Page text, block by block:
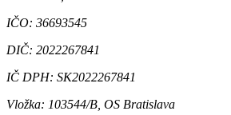
IČO: 36693545
DIČ: 2022267841
IČ DPH: SK2022267841
Vložka: 103544/B, OS Bratislava